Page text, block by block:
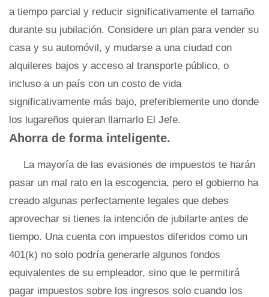
a tiempo parcial y reducir significativamente el tamaño
durante su jubilación. Considere un plan para vender su
casa y su automóvil, y mudarse a una ciudad con
alquileres bajos y acceso al transporte público, o
incluso a un país con un costo de vida
significativamente más bajo, preferiblemente uno donde
los lugareños quieran llamarlo El Jefe.
Ahorra de forma inteligente.
La mayoría de las evasiones de impuestos te harán
pasar un mal rato en la escogencia, pero el gobierno ha
creado algunas perfectamente legales que debes
aprovechar si tienes la intención de jubilarte antes de
tiempo. Una cuenta con impuestos diferidos como un
401(k) no solo podría generarle algunos fondos
equivalentes de su empleador, sino que le permitirá
pagar impuestos sobre los ingresos solo cuando los